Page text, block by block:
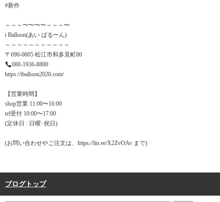
#新作
～～～〜〜〜〜～～～〜
i Balloon(あい ばるーん)
～～～～～～～～～～～
〒690-0005 松江市和多見町80
080-1936-8800
https://iballoon2020.com/
【営業時間】
shop営業 11:00〜16:00
tel受付 10:00〜17:00
(定休日 : 日曜･祝日)
(お問い合わせやご注文は、https://lin.ee/X2ZvOAv まで)
ブログトップ